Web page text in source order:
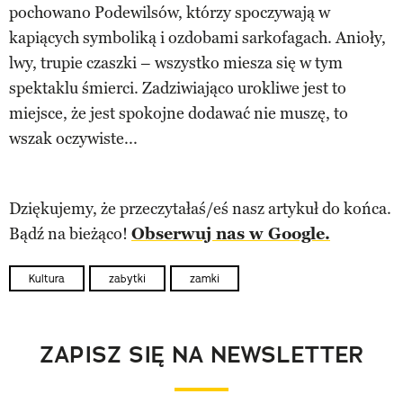
pochowano Podewilsów, którzy spoczywają w
kapiących symboliką i ozdobami sarkofagach. Anioły,
lwy, trupie czaszki – wszystko miesza się w tym
spektaklu śmierci. Zadziwiająco urokliwe jest to
miejsce, że jest spokojne dodawać nie muszę, to
wszak oczywiste...
Dziękujemy, że przeczytałaś/eś nasz artykuł do końca.
Bądź na bieżąco! Obserwuj nas w Google.
Kultura zabytki zamki
ZAPISZ SIĘ NA NEWSLETTER